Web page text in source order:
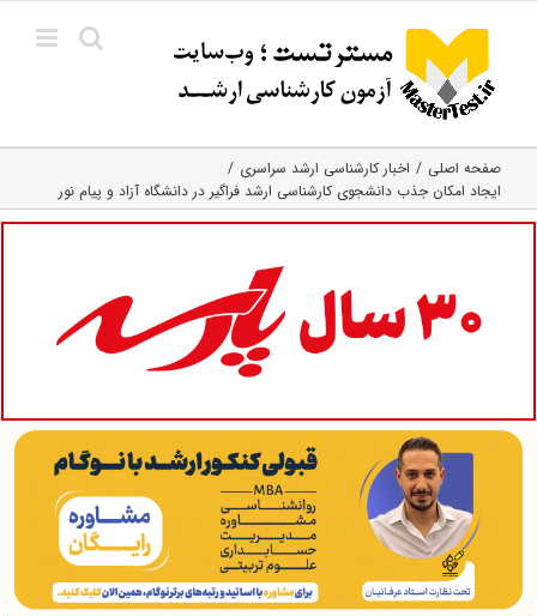
content
صفحه اصلی
اخبار کارشناسی ارشد سراسری
ایجاد امکان جذب دانشجوی کارشناسی ارشد فراگیر در دانشگاه‌ آزاد و پیام نور